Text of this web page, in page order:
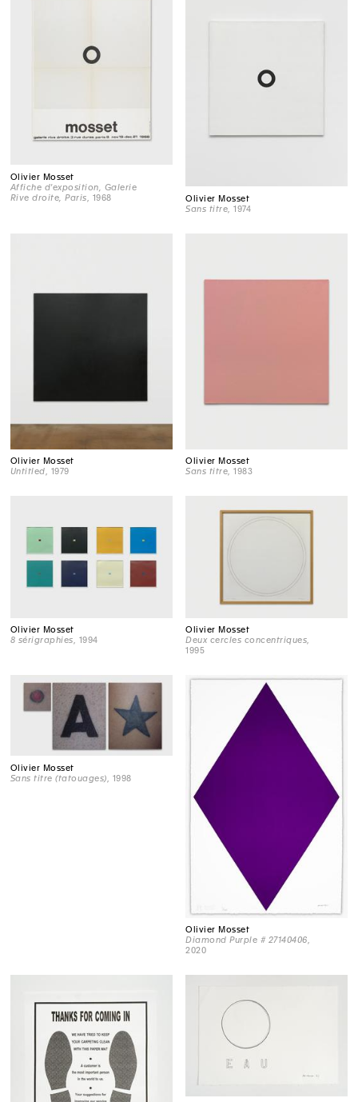
Olivier Mosset
Affiche d'exposition, Galerie
Rive droite, Paris , 1968
Olivier Mosset
Sans titre , 1974
Olivier Mosset
Untitled , 1979
Olivier Mosset
Sans titre , 1983
Olivier Mosset
8 sérigraphies , 1994
Olivier Mosset
Deux cercles concentriques
1995
Olivier Mosset
Sans titre (tatouages) , 1998
Olivier Mosset
Diamond Purple # 27140406
2020